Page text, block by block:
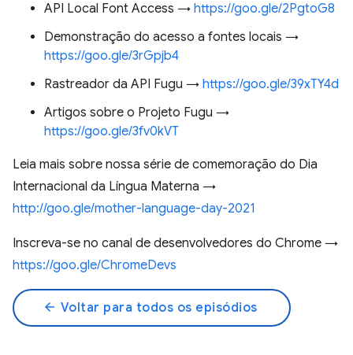
API Local Font Access → https://goo.gle/2PgtoG8
Demonstração do acesso a fontes locais →
https://goo.gle/3rGpjb4
Rastreador da API Fugu → https://goo.gle/39xTY4d
Artigos sobre o Projeto Fugu →
https://goo.gle/3fv0kVT
Leia mais sobre nossa série de comemoração do Dia
Internacional da Língua Materna →
http://goo.gle/mother-language-day-2021
Inscreva-se no canal de desenvolvedores do Chrome →
https://goo.gle/ChromeDevs
arrow_back Voltar para todos os episódios